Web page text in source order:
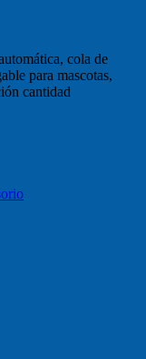
cola de
para mascotas,
cantidad